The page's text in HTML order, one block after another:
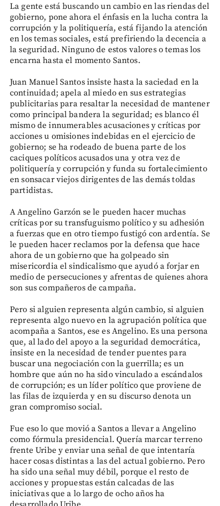
La gente está buscando un cambio en las riendas del
gobierno, pone ahora el énfasis en la lucha contra la
corrupción y la politiquería, está fijando la atención
en los temas sociales, está prefiriendo la decencia a
la seguridad. Ninguno de estos valores o temas los
encarna hasta el momento Santos.
Juan Manuel Santos insiste hasta la saciedad en la
continuidad; apela al miedo en sus estrategias
publicitarias para resaltar la necesidad de mantener
como principal bandera la seguridad; es blanco él
mismo de innumerables acusaciones y críticas por
acciones u omisiones indebidas en el ejercicio de
gobierno; se ha rodeado de buena parte de los
caciques políticos acusados una y otra vez de
politiquería y corrupción y funda su fortalecimiento
en sonsacar viejos dirigentes de las demás toldas
partidistas.
A Angelino Garzón se le pueden hacer muchas
críticas por su transfuguismo político y su adhesión
a fuerzas que en otro tiempo fustigó con ardentía. Se
le pueden hacer reclamos por la defensa que hace
ahora de un gobierno que ha golpeado sin
misericordia el sindicalismo que ayudó a forjar en
medio de persecuciones y afrentas de quienes ahora
son sus compañeros de campaña.
Pero si alguien representa algún cambio, si alguien
representa algo nuevo en la agrupación política que
acompaña a Santos, ese es Angelino. Es una persona
que, al lado del apoyo a la seguridad democrática,
insiste en la necesidad de tender puentes para
buscar una negociación con la guerrilla; es un
hombre que aún no ha sido vinculado a escándalos
de corrupción; es un líder político que proviene de
las filas de izquierda y en su discurso denota un
gran compromiso social.
Fue eso lo que movió a Santos a llevar a Angelino
como fórmula presidencial. Quería marcar terreno
frente Uribe y enviar una señal de que intentaría
hacer cosas distintas a las del actual gobierno. Pero
ha sido una señal muy débil, porque el resto de
acciones y propuestas están calcadas de las
iniciativas que a lo largo de ocho años ha